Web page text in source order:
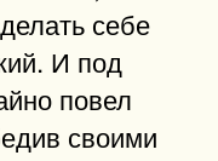
себе
И под
повел
своими